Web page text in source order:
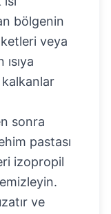
bölgenin
veya
kalkanlar
sonra
pastası
izopropil
ve